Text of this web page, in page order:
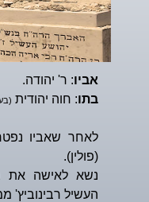
אביו: ר' יהודה.
בתו: חוה יהודית
לאחר שאביו
(פולין).
נשא לאישה את
העשיל רבינוביץ'